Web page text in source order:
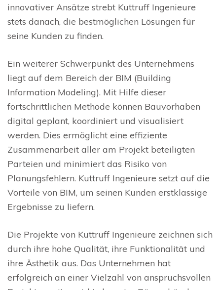
innovativer Ansätze strebt Kuttruff Ingenieure
stets danach, die bestmöglichen Lösungen für
seine Kunden zu finden.
Ein weiterer Schwerpunkt des Unternehmens
liegt auf dem Bereich der BIM (Building
Information Modeling). Mit Hilfe dieser
fortschrittlichen Methode können Bauvorhaben
digital geplant, koordiniert und visualisiert
werden. Dies ermöglicht eine effiziente
Zusammenarbeit aller am Projekt beteiligten
Parteien und minimiert das Risiko von
Planungsfehlern. Kuttruff Ingenieure setzt auf die
Vorteile von BIM, um seinen Kunden erstklassige
Ergebnisse zu liefern.
Die Projekte von Kuttruff Ingenieure zeichnen sich
durch ihre hohe Qualität, ihre Funktionalität und
ihre Ästhetik aus. Das Unternehmen hat
erfolgreich an einer Vielzahl von anspruchsvollen